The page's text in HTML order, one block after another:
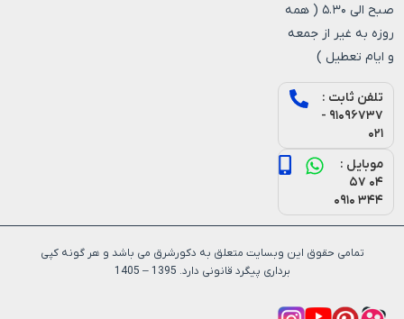
صبح الی ۵.۳۰ ( همه
روزه به غیر از جمعه
و ایام تعطیل )
تلفن ثابت :
۹۱۰۹۶۷۳۷ -
۰۲۱
موبایل :
۰۴ ۵۷
۳۴۴ ۰۹۱۰
تمامی حقوق این وبسایت متعلق به دکورشرق می باشد و هر گونه کپی
برداری پیگرد قانونی دارد. 1395 – 1405